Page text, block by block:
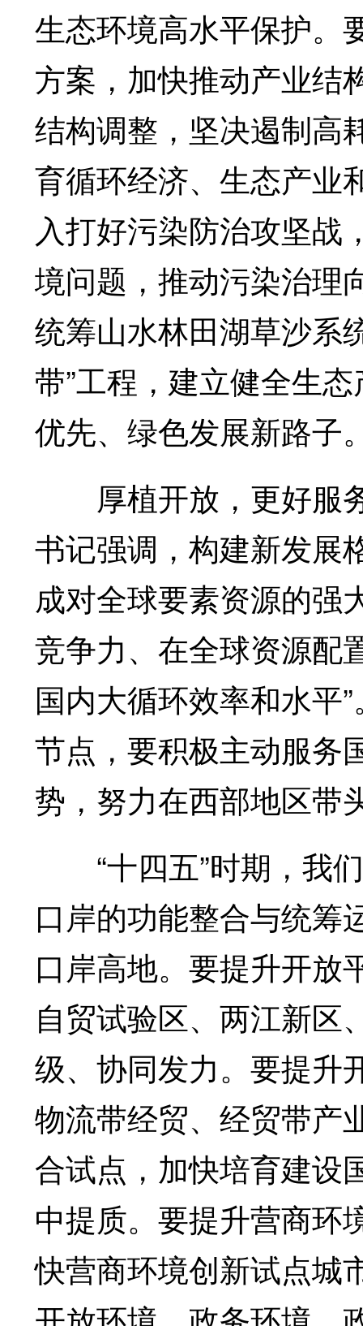
生态环境高水平保护。
方案，加快推动产业结
结构调整，坚决遏制高
育循环经济、生态产业
入打好污染防治攻坚战
境问题，推动污染治理
统筹山水林田湖草沙系
带”工程，建立健全生
优先、绿色发展新路子
厚植开放，更好服
书记强调，构建新发展
成对全球要素资源的强
竞争力、在全球资源配
国内大循环效率和水平
节点，要积极主动服务
势，努力在西部地区带
“十四五”时期，我们
口岸的功能整合与统筹
口岸高地。要提升开放
自贸试验区、两江新区
级、协同发力。要提升
物流带经贸、经贸带产
合试点，加快培育建设
中提质。要提升营商环
快营商环境创新试点城